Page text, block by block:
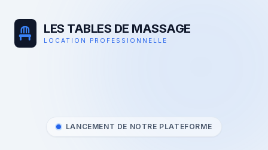
LES TABLES DE MASSAGE
LOCATION PROFESSIONNELLE
LANCEMENT DE NOTRE PLATEFORME